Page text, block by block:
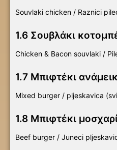
Souvlaki chicken / Raznici
1.6 Σουβλάκι
Chicken & Bacon souvlaki /
1.7 Μπιφτέκι
Mixed burger / pljeskavica
1.8 Μπιφτέκι
Beef burger / Juneci